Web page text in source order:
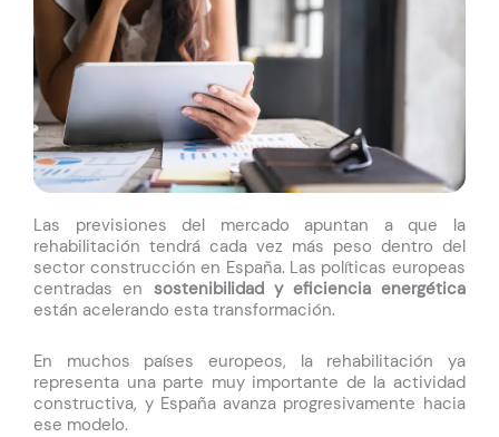
Las previsiones del mercado apuntan a que la
rehabilitación tendrá cada vez más peso dentro del
sector construcción en España. Las políticas europeas
centradas en sostenibilidad y eficiencia energética
están acelerando esta transformación.
En muchos países europeos, la rehabilitación ya
representa una parte muy importante de la actividad
constructiva, y España avanza progresivamente hacia
ese modelo.